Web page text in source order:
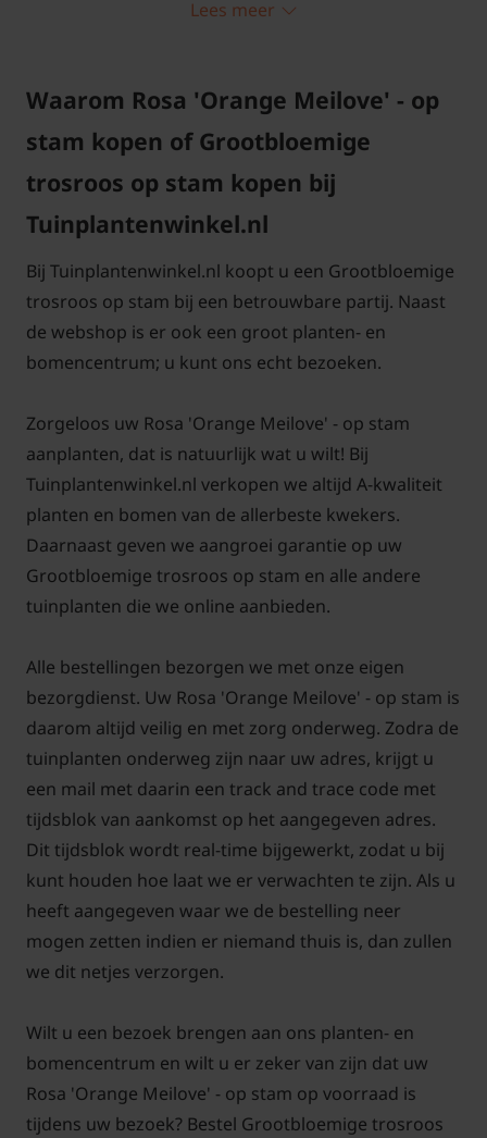
dan is er de roos op stam. We bieden een ruim
geschikte variant bestaat.
Rosa 'Orange Meilove' snoeien en
onderhouden
Onderhoud van rozen lijkt moeilijk maar is het zeker
niet. Iedereen kan elk jaar weer genieten van mooie
gezonde planten die de hele zomer de meest
hebben we op Tuinplantenwinkel.nl een artikel
geschreven met tips over het onderhoud en snoeien
van rozen. Stamrozen hebben hetzelfde onderhoud
nodig als struikrozen. Met behulp van foto's en
pictogrammen leggen we het snoeien en
onderhoud duidelijk uit. Als u deze tips opvolgt, kunt
u jaren genieten van uw nieuwe aanwinst!
Let op: de stamhoogte kan iets afwijken, zo'n 5-
10cm maximaal.
Voor snoei- en onderhoudstips voor de stamroos
'Orange Meilove' klik hier!
Lees meer
Waarom Rosa 'Orange Meilove' - op
stam kopen of Grootbloemige
trosroos op stam kopen bij
Tuinplantenwinkel.nl
Bij Tuinplantenwinkel.nl koopt u een Grootbloemige
trosroos op stam bij een betrouwbare partij. Naast
de webshop is er ook een groot planten- en
bomencentrum; u kunt ons echt bezoeken.
Zorgeloos uw Rosa 'Orange Meilove' - op stam
aanplanten, dat is natuurlijk wat u wilt! Bij
Tuinplantenwinkel.nl verkopen we altijd A-kwaliteit
planten en bomen van de allerbeste kwekers.
Daarnaast geven we aangroei garantie op uw
Grootbloemige trosroos op stam en alle andere
tuinplanten die we online aanbieden.
Alle bestellingen bezorgen we met onze eigen
bezorgdienst. Uw Rosa 'Orange Meilove' - op stam is
daarom altijd veilig en met zorg onderweg. Zodra de
tuinplanten onderweg zijn naar uw adres, krijgt u
een mail met daarin een track and trace code met
tijdsblok van aankomst op het aangegeven adres.
Dit tijdsblok wordt real-time bijgewerkt, zodat u bij
kunt houden hoe laat we er verwachten te zijn. Als u
heeft aangegeven waar we de bestelling neer
mogen zetten indien er niemand thuis is, dan zullen
we dit netjes verzorgen.
Wilt u een bezoek brengen aan ons planten- en
bomencentrum en wilt u er zeker van zijn dat uw
Rosa 'Orange Meilove' - op stam op voorraad is
tijdens uw bezoek? Bestel Grootbloemige trosroos